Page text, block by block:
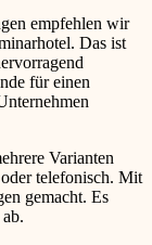
empfehlen wir
Das ist
für einen
Varianten
telefonisch. Mit
gemacht. Es